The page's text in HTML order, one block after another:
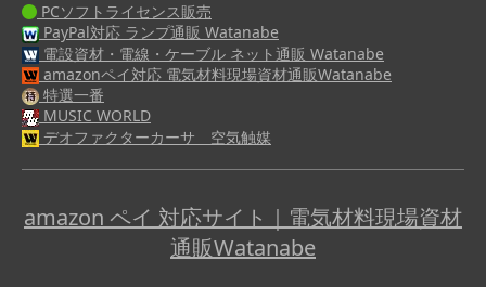
PCソフトライセンス販売
PayPal対応 ランプ通販 Watanabe
電設資材・電線・ケーブル ネット通販 Watanabe
amazonペイ対応 電気材料現場資材通販Watanabe
特選一番
MUSIC WORLD
デオファクターカーサ 空気触媒
amazon ペイ 対応サイト｜電気材料現場資材
通販Watanabe